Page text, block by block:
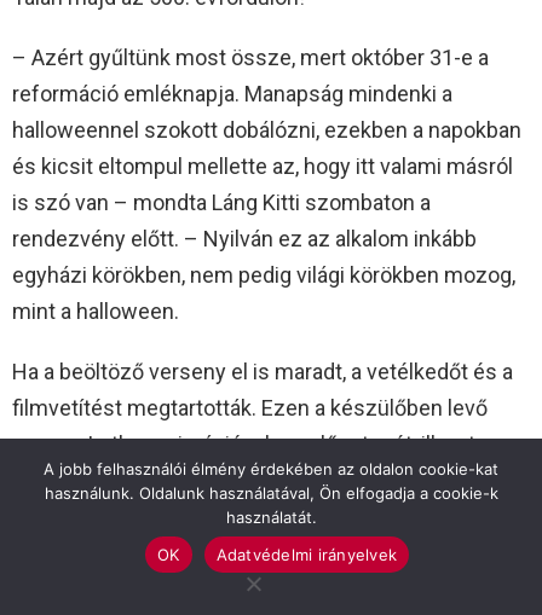
– Azért gyűltünk most össze, mert október 31-e a
reformáció emléknapja. Manapság mindenki a
halloweennel szokott dobálózni, ezekben a napokban
és kicsit eltompul mellette az, hogy itt valami másról
is szó van – mondta Láng Kitti szombaton a
rendezvény előtt. – Nyilván ez az alkalom inkább
egyházi körökben, nem pedig világi körökben mozog,
mint a halloween.
Ha a beöltöző verseny el is maradt, a vetélkedőt és a
filmvetítést megtartották. Ezen a készülőben levő
magyar Luther animációnak az előzetesét, ill. azt,
hogy hogyan készült–nézhették meg a lányok, mert
minden érkező lány volt, így érthető, hogy senki sem
akart Luther lenni. Volt még Luther-rózsa kifestő, egy
kis “agytágítás”, hogy ki is volt a reformáció elindítója.
A jobb felhasználói élmény érdekében az oldalon cookie-kat
használunk. Oldalunk használatával, Ön elfogadja a cookie-k
használatát.
OK
Adatvédelmi irányelvek